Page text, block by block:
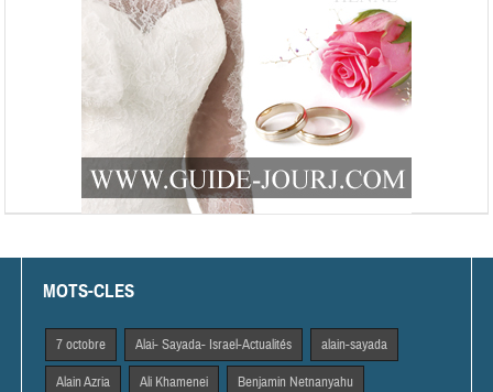
MOTS-CLES
7 octobre Alai- Sayada- Israel-Actualités alain-sayada
Alain Azria Ali Khamenei Benjamin Netnanyahu